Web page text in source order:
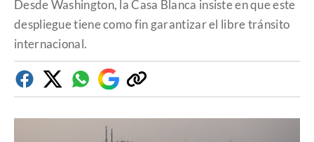
Desde Washington, la Casa Blanca insiste en que este
despliegue tiene como fin garantizar el libre tránsito
internacional.
FacebookTwitterWhatsapp
Google
Discover
Copiar
enlace